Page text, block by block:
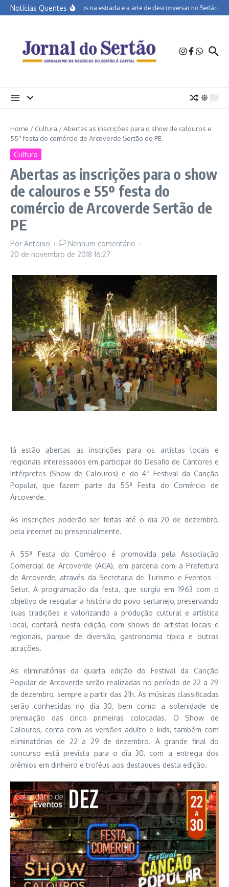
Ir para o conteúdo
Notícias QuentesJoão Campos na estrada e a arte de desconversar no Sertão
Home / Cultura /Abertas as inscrições para o show de calouros e
55º festa do comércio de Arcoverde Sertão de PE
Cultura
Abertas as inscrições para o show
de calouros e 55º festa do
comércio de Arcoverde Sertão de
PE
Por Antonio
Nenhum comentário
20 de novembro de 2018 16:27
Já estão abertas as inscrições para os artistas locais e
regionais interessados em participar do Desafio de Cantores e
Intérpretes (Show de Calouros) e do 4º Festival da Canção
Popular, que fazem parte da 55ª Festa do Comércio de
Arcoverde.
As inscrições poderão ser feitas até o dia 20 de dezembro,
pela internet ou presencialmente.
A 55ª Festa do Comércio é promovida pela Associação
Comercial de Arcoverde (ACA), em parceria com a Prefeitura
de Arcoverde, através da Secretaria de Turismo e Eventos –
Setur. A programação da festa, que surgiu em 1963 com o
objetivo de resgatar a história do povo sertanejo, preservando
suas tradições e valorizando a produção cultural e artística
local, contará, nesta edição, com shows de artistas locais e
regionais, parque de diversão, gastronomia típica e outras
atrações.
As eliminatórias da quarta edição do Festival da Canção
Popular de Arcoverde serão realizadas no período de 22 a 29
de dezembro, sempre a partir das 21h. As músicas classificadas
serão conhecidas no dia 30, bem como a solenidade de
premiação das cinco primeiras colocadas. O Show de
Calouros, conta com as versões adulto e kids, também com
eliminatórias de 22 a 29 de dezembro. A grande final do
concurso está prevista para o dia 30, com a entrega dos
prêmios em dinheiro e troféus aos destaques desta edição.